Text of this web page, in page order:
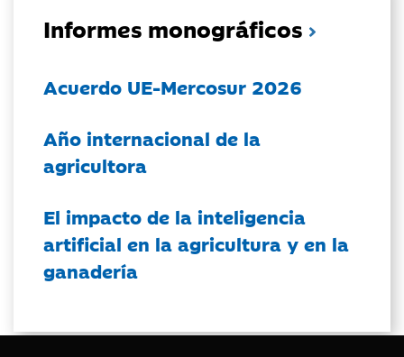
Informes monográficos
Acuerdo UE-Mercosur 2026
Año internacional de la
agricultora
El impacto de la inteligencia
artificial en la agricultura y en la
ganadería